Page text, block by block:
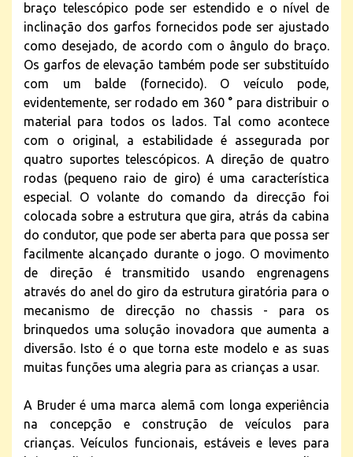
braço telescópico pode ser estendido e o nível de
inclinação dos garfos fornecidos pode ser ajustado
como desejado, de acordo com o ângulo do braço.
Os garfos de elevação também pode ser substituído
com um balde (fornecido). O veículo pode,
evidentemente, ser rodado em 360 ° para distribuir o
material para todos os lados. Tal como acontece
com o original, a estabilidade é assegurada por
quatro suportes telescópicos. A direção de quatro
rodas (pequeno raio de giro) é uma característica
especial. O volante do comando da direcção foi
colocada sobre a estrutura que gira, atrás da cabina
do condutor, que pode ser aberta para que possa ser
facilmente alcançado durante o jogo. O movimento
de direção é transmitido usando engrenagens
através do anel do giro da estrutura giratória para o
mecanismo de direcção no chassis - para os
brinquedos uma solução inovadora que aumenta a
diversão. Isto é o que torna este modelo e as suas
muitas funções uma alegria para as crianças a usar.
A Bruder é uma marca alemã com longa experiência
na concepção e construção de veículos para
crianças. Veículos funcionais, estáveis e leves para